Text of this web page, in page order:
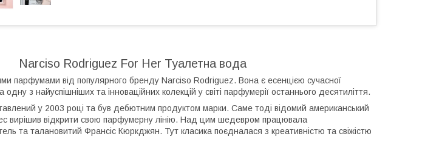
Narciso Rodriguez For Her Туалетна вода
парфумами від популярного бренду Narciso Rodriguez. Вона є есенцією сучасної
з найуспішніших та інноваційних колекцій у світі парфумерії останнього десятиліття.
у 2003 році та був дебютним продуктом марки. Саме тоді відомий американський
вирішив відкрити свою парфумерну лінію. Над цим шедевром працювала
та талановитий Франсіс Кюркджян. Тут класика поєдналася з креативністю та свіжістю